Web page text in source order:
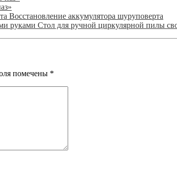
Восстановление аккумулятора шуруповерта
Стол для ручной циркулярной пилы
помечены *